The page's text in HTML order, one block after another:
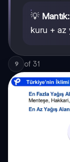
💡 Mantık:
kuru + az
9 of 31